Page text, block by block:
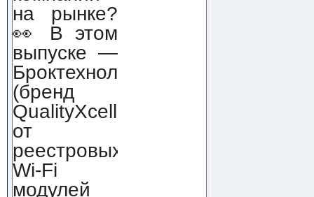
на рынке?
👀 В этом
выпуске —
Броктехнолоджи
(бренд
QualityXcellence):
от
реестровых
Wi-Fi
модулей